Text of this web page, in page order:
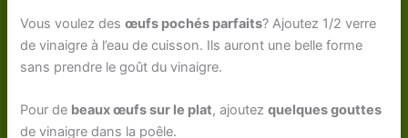
Vous voulez desœufs pochés parfaits? Ajoutez 1/2 verre
de vinaigre à l’eau de cuisson. Ils auront une belle forme
sans prendre le goût du vinaigre.
Pour de beaux œufs sur le plat, ajoutezquelques gouttes
de vinaigre dans la poêle.